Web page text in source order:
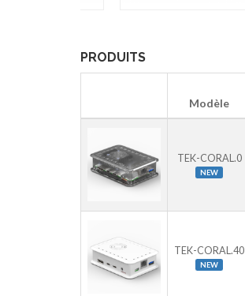
PRODUITS
Modèle
TEK-CORAL.0
NEW
TEK-CORAL.40
NEW